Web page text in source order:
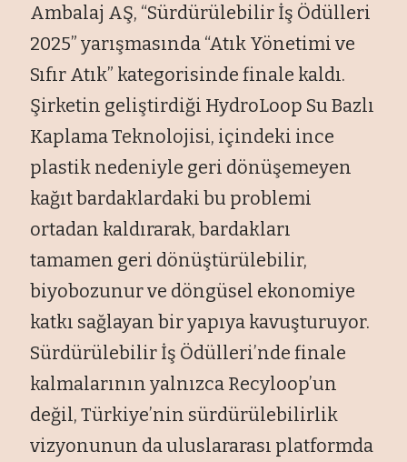
Ambalaj AŞ, “Sürdürülebilir İş Ödülleri
2025” yarışmasında “Atık Yönetimi ve
Sıfır Atık” kategorisinde finale kaldı.
Şirketin geliştirdiği HydroLoop Su Bazlı
Kaplama Teknolojisi, içindeki ince
plastik nedeniyle geri dönüşemeyen
kağıt bardaklardaki bu problemi
ortadan kaldırarak, bardakları
tamamen geri dönüştürülebilir,
biyobozunur ve döngüsel ekonomiye
katkı sağlayan bir yapıya kavuşturuyor.
Sürdürülebilir İş Ödülleri’nde finale
kalmalarının yalnızca Recyloop’un
değil, Türkiye’nin sürdürülebilirlik
vizyonunun da uluslararası platformda